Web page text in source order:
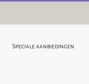
Speciale aanbiedingen